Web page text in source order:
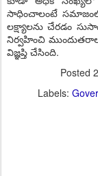
సాధించాలంటే
లక్ష్యాలను చేరడం
నిర్వహించి
విజ్ఞప్తి చేసింది.
Posted
Labels: